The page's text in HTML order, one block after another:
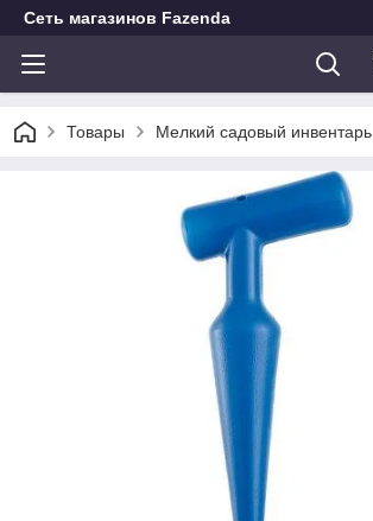
Сеть магазинов Fazenda
Товары Мелкий садовый инвентарь